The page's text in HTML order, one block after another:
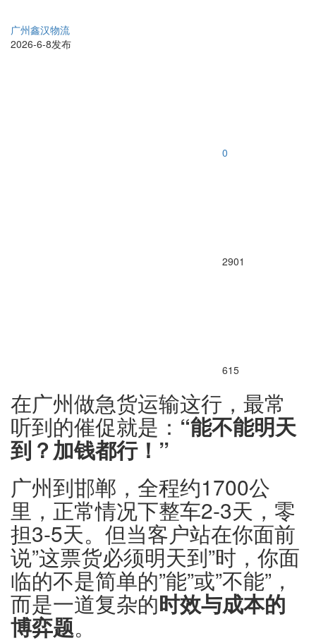
广州鑫汉物流
2026-6-8发布
0
2901
615
在广州做急货运输这行，最常
听到的催促就是： “能不能明天
到？加钱都行！”
广州到邯郸，全程约1700公
里，正常情况下整车2-3天，零
担3-5天。但当客户站在你面前
说”这票货必须明天到”时，你面
临的不是简单的”能”或”不能”，
而是一道复杂的时效与成本的
博弈题。